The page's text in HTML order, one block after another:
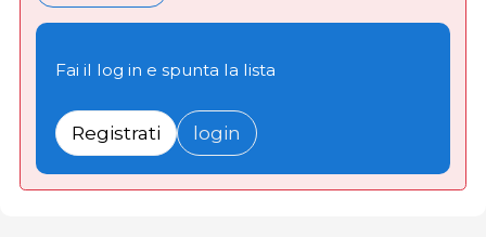
Fai il log in e spunta la lista
Registrati login